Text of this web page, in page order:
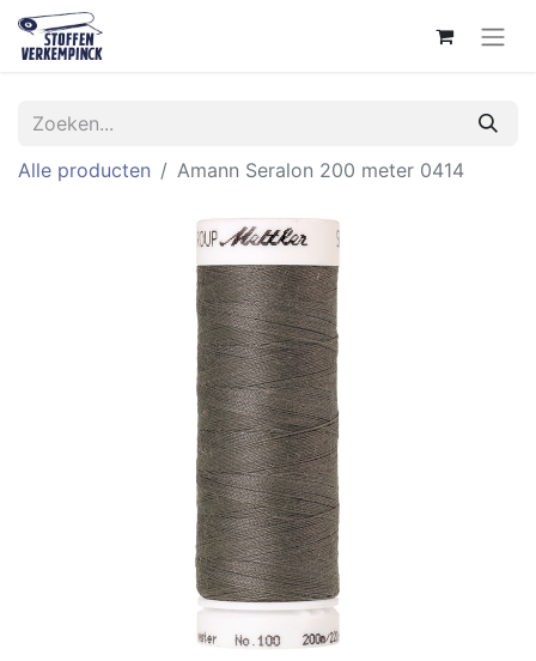
Alle producten Amann Seralon 200 meter 0414